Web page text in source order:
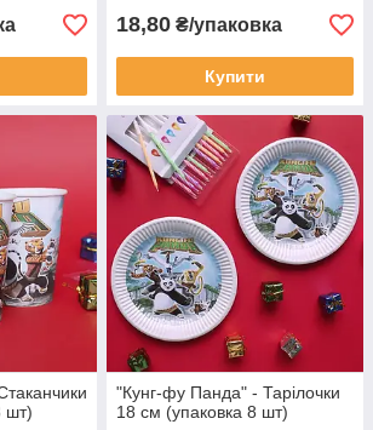
18,80 ₴/упаковка
Купити
шт)
"Кунг-фу Панда" - Тарілочки
18 см (упаковка 8 шт)